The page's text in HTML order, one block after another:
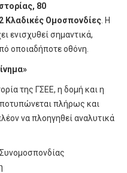
80
Κλαδικές Ομοσπονδίες . Η
ενισχυθεί σημαντικά,
οποιαδήποτε οθόνη.
της ΓΣΕΕ, η δομή και η
πλήρως και
να πλοηγηθεί αναλυτικά